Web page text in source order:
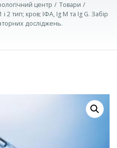
центр
Товари
і 2 тип; кров; ІФА, Ig М та Ig G. Забір
досліджень.